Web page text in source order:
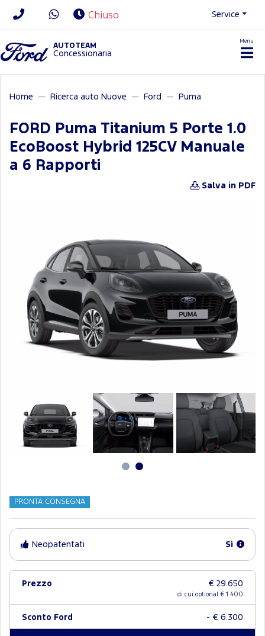
Chiuso Service
AUTOTEAM
Concessionaria
Menu
Home Ricerca auto Nuove Ford Puma
FORD Puma Titanium 5 Porte 1.0
EcoBoost Hybrid 125CV Manuale
a 6 Rapporti
Salva in PDF
PRONTA CONSEGNA
Neopatentati Sì
Prezzo € 29.650
di cui optional € 1.400
Sconto Ford - € 6.300